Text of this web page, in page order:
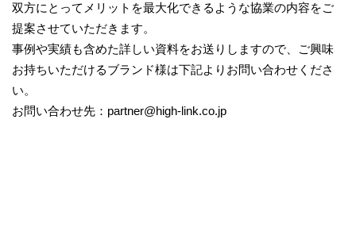
双方にとってメリットを最大化できるような協業の内容をご
提案させていただきます。
事例や実績も含めた詳しい資料をお送りしますので、ご興味
お持ちいただけるブランド様は下記よりお問い合わせくださ
い。
お問い合わせ先：partner@high-link.co.jp